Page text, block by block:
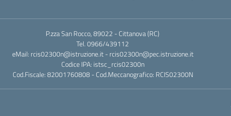
P.zza San Rocco, 89022 - Cittanova (RC)
Tel. 0966/439112
eMail: rcis02300n@istruzione.it - rcis02300n@pec.istruzione.it
Codice IPA: istsc_rcis02300n
Cod.Fiscale: 82001760808 - Cod.Meccanografico: RCIS02300N